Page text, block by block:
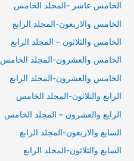
الخامس عاشر -المجلد الخامس
الخامس والاربعون-المجلد الرابع
الخامس والثلاثون – المجلد الرابع
الخامس والعشرون-المجلد الخامس
الخامس والعشرون-المجلد الرابع
الرابع والثلاثون-المجلد الخامس
الرابع والعشرون – المجلد الخامس
السابع والاربعون-المجلد الرابع
السابع والثلاثون-المجلد الرابع